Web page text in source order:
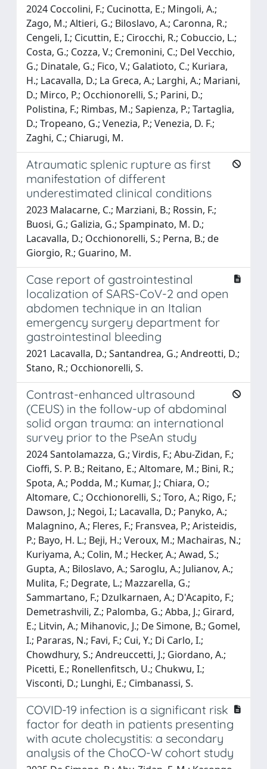
2024 Coccolini, F.; Cucinotta, E.; Mingoli, A.;
Zago, M.; Altieri, G.; Biloslavo, A.; Caronna, R.;
Cengeli, I.; Cicuttin, E.; Cirocchi, R.; Cobuccio, L.;
Costa, G.; Cozza, V.; Cremonini, C.; Del Vecchio,
G.; Dinatale, G.; Fico, V.; Galatioto, C.; Kuriara,
H.; Lacavalla, D.; La Greca, A.; Larghi, A.; Mariani,
D.; Mirco, P.; Occhionorelli, S.; Parini, D.;
Polistina, F.; Rimbas, M.; Sapienza, P.; Tartaglia,
D.; Tropeano, G.; Venezia, P.; Venezia, D. F.;
Zaghi, C.; Chiarugi, M.
Atraumatic splenic rupture as first
manifestation of different
underestimated clinical conditions
2023 Malacarne, C.; Marziani, B.; Rossin, F.;
Buosi, G.; Galizia, G.; Spampinato, M. D.;
Lacavalla, D.; Occhionorelli, S.; Perna, B.; de
Giorgio, R.; Guarino, M.
Case report of gastrointestinal
localization of SARS-CoV-2 and open
abdomen technique in an Italian
emergency surgery department for
gastrointestinal bleeding
2021 Lacavalla, D.; Santandrea, G.; Andreotti, D.;
Stano, R.; Occhionorelli, S.
Contrast-enhanced ultrasound
(CEUS) in the follow-up of abdominal
solid organ trauma: an international
survey prior to the PseAn study
2024 Santolamazza, G.; Virdis, F.; Abu-Zidan, F.;
Cioffi, S. P. B.; Reitano, E.; Altomare, M.; Bini, R.;
Spota, A.; Podda, M.; Kumar, J.; Chiara, O.;
Altomare, C.; Occhionorelli, S.; Toro, A.; Rigo, F.;
Dawson, J.; Negoi, I.; Lacavalla, D.; Panyko, A.;
Malagnino, A.; Fleres, F.; Fransvea, P.; Aristeidis,
P.; Bayo, H. L.; Beji, H.; Veroux, M.; Machairas, N.;
Kuriyama, A.; Colin, M.; Hecker, A.; Awad, S.;
Gupta, A.; Biloslavo, A.; Saroglu, A.; Julianov, A.;
Mulita, F.; Degrate, L.; Mazzarella, G.;
Sammartano, F.; Dzulkarnaen, A.; D'Acapito, F.;
Demetrashvili, Z.; Palomba, G.; Abba, J.; Girard,
E.; Litvin, A.; Mihanovic, J.; De Simone, B.; Gomel,
I.; Pararas, N.; Favi, F.; Cui, Y.; Di Carlo, I.;
Chowdhury, S.; Andreuccetti, J.; Giordano, A.;
Picetti, E.; Ronellenfitsch, U.; Chukwu, I.;
Visconti, D.; Lunghi, E.; Cimbanassi, S.
COVID-19 infection is a significant risk
factor for death in patients presenting
with acute cholecystitis: a secondary
analysis of the ChoCO-W cohort study